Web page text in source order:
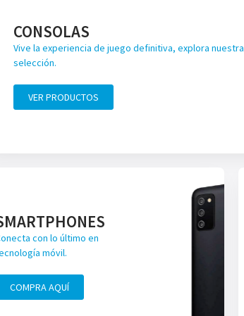
CONSOLAS
Vive la experiencia de juego definitiva, explora nuestra
selección.
VER PRODUCTOS
con lo último en
móvil.
COMPRA AQUÍ